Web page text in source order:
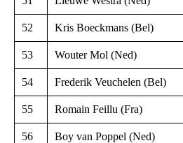
52 Kris Boeckmans (Bel)
53 Wouter Mol (Ned)
54 Frederik Veuchelen (Bel)
55 Romain Feillu (Fra)
56 Boy van Poppel (Ned)